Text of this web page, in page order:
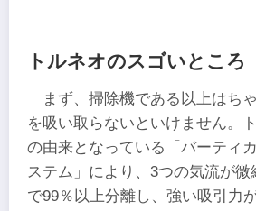
トルネオのスゴいところ
まず、掃除機である以上はち
を吸い取らないといけません。
の由来となっている「バーティ
ステム」により、3つの気流が微
で99％以上分離し、強い吸引力